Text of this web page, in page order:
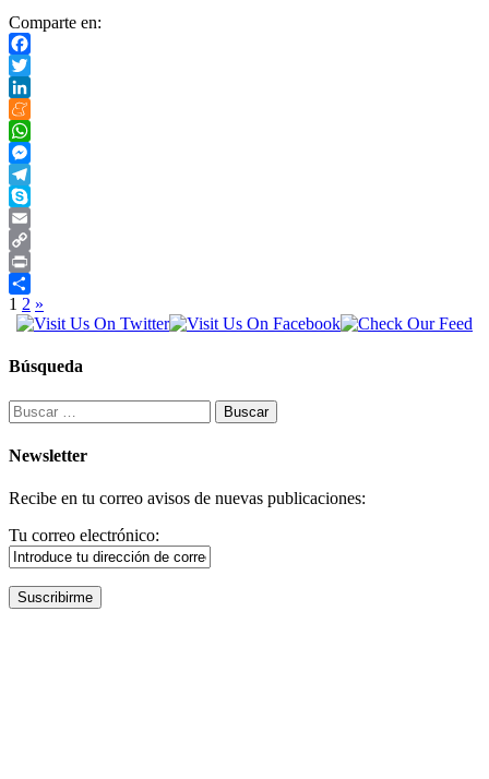
Comparte en:
Facebook
Twitter
LinkedIn
Meneame
WhatsApp
Messenger
Telegram
Skype
Email
Copy
Link
Print
Compartir
Paginación
de
entradas
1 2 »
Búsqueda
Buscar:
Newsletter
Recibe en tu correo avisos de nuevas publicaciones:
Tu correo electrónico: